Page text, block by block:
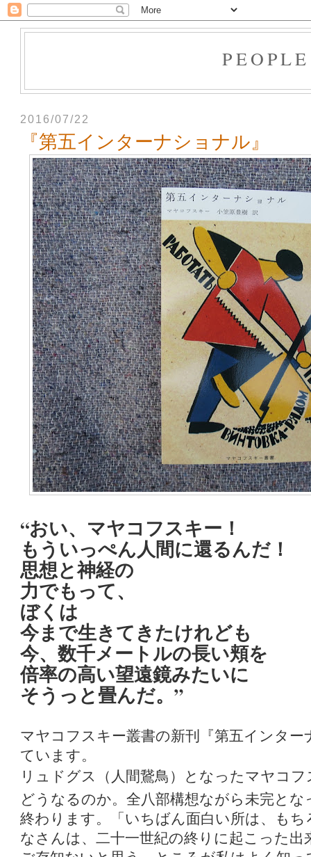
2016/07/22
『第五インターナショナル』
“おい、マヤコフスキー！
もういっぺん人間に還るんだ！
思想と神経の
力でもって、
ぼくは
今まで生きてきたけれども
今、数千メートルの長い頬を
倍率の高い望遠鏡みたいに
そうっと畳んだ。”
マヤコフスキー叢書の新刊『第五インタ
ています。
リュドグス
（人間鵞鳥）
となったマヤコ
どうなるのか。全八部構想ながら未完と
終わります。「いちばん面白い所は、も
なさんは、二十一世紀の終りに起こった出